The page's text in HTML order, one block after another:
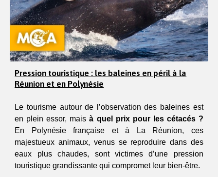
Pression touristique : les baleines en péril à la
Réunion et en Polynésie
Le tourisme autour de l’observation des baleines est
en plein essor, mais à quel prix pour les cétacés ?
En Polynésie française et à La Réunion, ces
majestueux animaux, venus se reproduire dans des
eaux plus chaudes, sont victimes d’une pression
touristique grandissante qui compromet leur bien-être.